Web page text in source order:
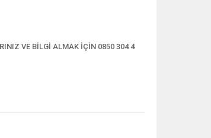
VE BİLGİ ALMAK İÇİN 0850 304 4